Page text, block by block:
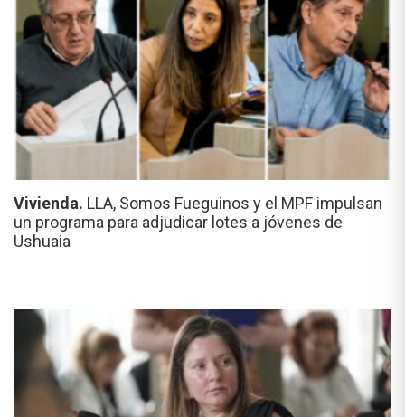
Vivienda. LLA, Somos Fueguinos y el MPF impulsan
un programa para adjudicar lotes a jóvenes de
Ushuaia